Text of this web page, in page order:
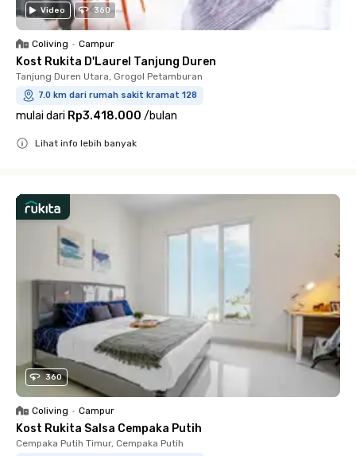
Video 360
Coliving • Campur
Kost Rukita D'Laurel Tanjung Duren
Tanjung Duren Utara, Grogol Petamburan
7.0 km dari rumah sakit kramat 128
mulai dari Rp3.418.000 /bulan
Lihat info lebih banyak
360
Coliving • Campur
Kost Rukita Salsa Cempaka Putih
Cempaka Putih Timur, Cempaka Putih